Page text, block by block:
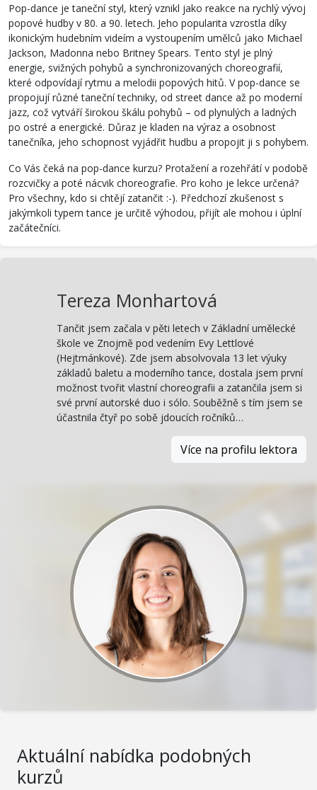
Pop-dance je taneční styl, který vznikl jako reakce na rychlý vývoj
popové hudby v 80. a 90. letech. Jeho popularita vzrostla díky
ikonickým hudebním videím a vystoupením umělců jako Michael
Jackson, Madonna nebo Britney Spears. Tento styl je plný
energie, svižných pohybů a synchronizovaných choreografií,
které odpovídají rytmu a melodii popových hitů. V pop-dance se
propojují různé taneční techniky, od street dance až po moderní
jazz, což vytváří širokou škálu pohybů – od plynulých a ladných
po ostré a energické. Důraz je kladen na výraz a osobnost
tanečníka, jeho schopnost vyjádřit hudbu a propojit ji s pohybem.
Co Vás čeká na pop-dance kurzu? Protažení a rozehřátí v podobě
rozcvičky a poté nácvik choreografie. Pro koho je lekce určená?
Pro všechny, kdo si chtějí zatančit :-). Předchozí zkušenost s
jakýmkoli typem tance je určitě výhodou, přijít ale mohou i úplní
začátečníci.
Tereza Monhartová
Tančit jsem začala v pěti letech v Základní umělecké
škole ve Znojmě pod vedením Evy Lettlové
(Hejtmánkové). Zde jsem absolvovala 13 let výuky
základů baletu a moderního tance, dostala jsem první
možnost tvořit vlastní choreografii a zatančila jsem si
své první autorské duo i sólo. Souběžně s tím jsem se
účastnila čtyř po sobě jdoucích ročníků…
Více na profilu lektora
Aktuální nabídka podobných
kurzů